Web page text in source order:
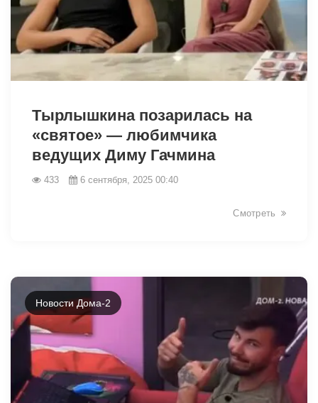
Тырлышкина позарилась на
«святое» — любимчика
ведущих Диму Гачмина
433 6 сентября, 2025 00:40
Смотреть
Новости Дома-2